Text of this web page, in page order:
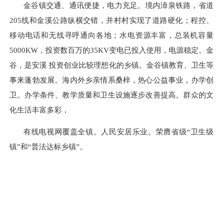
金谷镇交通、通讯便捷，电力充足。境内漳泉铁路，省道
205线和金溪公路纵横交错，并村村实现了道路硬化；程控、
移动电话和无线寻呼通向各地；水电资源丰富，总装机容量
5000KW ，投资数百万的35KV变电已投入使用，电源稳定。金
谷，是安溪 投资创业比较理想化的乡镇。金谷镇教育、卫生等
事来蓬勃发展。海内外乡亲情系桑梓，热心公益事业，办学创
卫。办学条件、教学质量和卫生设施逐步改善提高。群众的文
化生活丰富多彩，
有线电视网覆盖全镇。人民安居乐业。荣膺省级“卫生级
镇”和“普法达标乡镇”。